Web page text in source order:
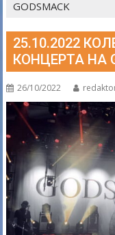
GODSMACK
25.10.2022
КОНЦЕРТА НА
26/10/2022